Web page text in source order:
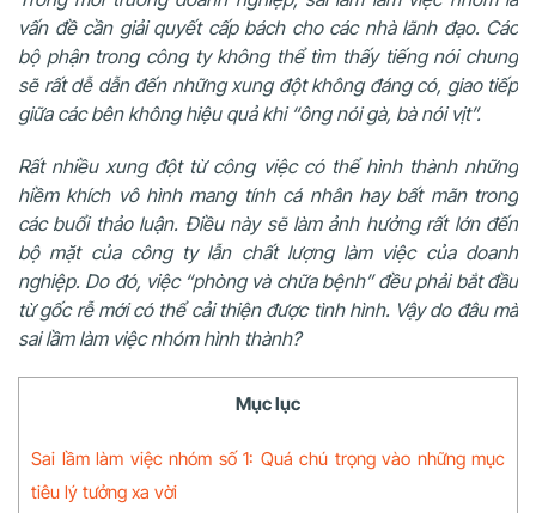
vấn đề cần giải quyết cấp bách cho các nhà lãnh đạo. Các
bộ phận trong công ty không thể tìm thấy tiếng nói chung
sẽ rất dễ dẫn đến những xung đột không đáng có, giao tiếp
giữa các bên không hiệu quả khi “ông nói gà, bà nói vịt”.
Rất nhiều xung đột từ công việc có thể hình thành những
hiềm khích vô hình mang tính cá nhân hay bất mãn trong
các buổi thảo luận. Điều này sẽ làm ảnh hưởng rất lớn đến
bộ mặt của công ty lẫn chất lượng làm việc của doanh
nghiệp. Do đó, việc “phòng và chữa bệnh” đều phải bắt đầu
từ gốc rễ mới có thể cải thiện được tình hình. Vậy do đâu mà
sai lầm làm việc nhóm hình thành?
Mục lục
Sai lầm làm việc nhóm số 1: Quá chú trọng vào những mục
tiêu lý tưởng xa vời